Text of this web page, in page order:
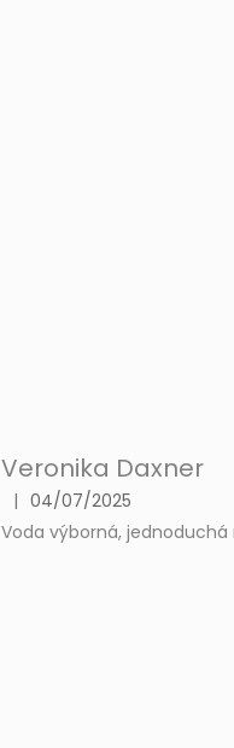
Veronika Daxner
The product rating is 5 out
| 04/07/2025
Voda výborná,